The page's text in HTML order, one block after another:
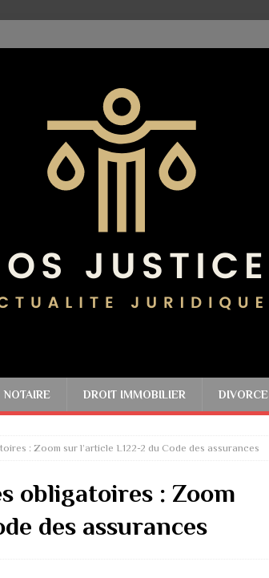
NOTAIRE DROIT IMMOBILIER DIVORCE
: Zoom sur l’article L122-2 du Code des assurances
obligatoires : Zoom
des assurances